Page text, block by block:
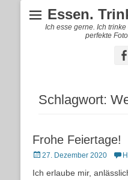
Essen.
Ich esse gerne. Ich
perfekte
Schlagwort:
Frohe Feiertage!
Posted27. Dezember 2020
Ich erlaube mir,